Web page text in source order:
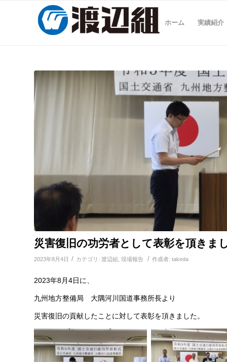
ホーム 実績紹介
災害復旧の功労者として表彰を頂きま
2023年8月4日 / カテゴリ: 渡辺組 現場報告 / 作成者: takeda
2023年8月4日に、
九州地方整備局 大隅河川国道事務所長より
災害復旧の貢献したことに対して表彰を頂きました。